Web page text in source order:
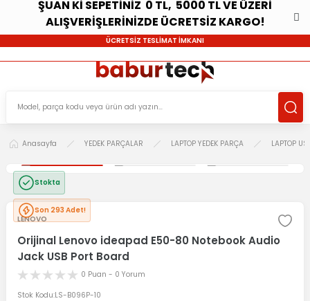
ŞUAN Kİ SEPETİNİZ 0 TL, 5000 TL VE ÜZERİ
ALIŞVERİŞLERİNİZDE ÜCRETSİZ KARGO!
ÜCRETSİZ TESLİMAT İMKANI
Anasayfa YEDEK PARÇALAR LAPTOP YEDEK PARÇA LAPTOP
Stokta
Son 293 Adet!
LENOVO
Orijinal Lenovo ideapad E50-80 Notebook Audio
Jack USB Port Board
0 Puan - 0 Yorum
Stok Kodu LS-B096P-10